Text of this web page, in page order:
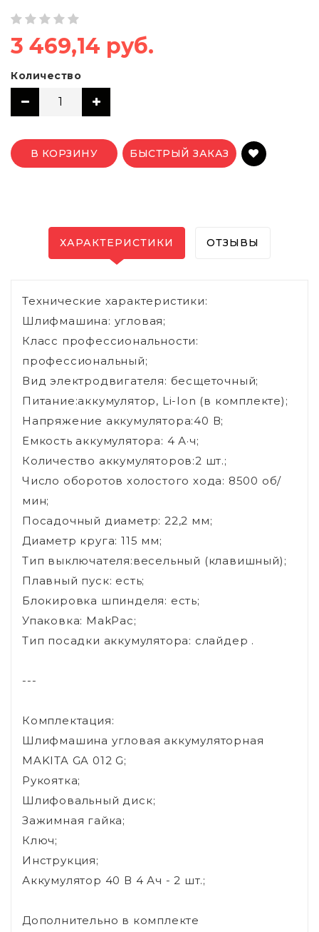
3 469,14 руб.
Количество
В КОРЗИНУ БЫСТРЫЙ ЗАКАЗ
ХАРАКТЕРИСТИКИ ОТЗЫВЫ
Технические характеристики:
Шлифмашина: угловая;
Класс профессиональности:
профессиональный;
Вид электродвигателя: бесщеточный;
Питание:аккумулятор, Li-Ion (в комплекте);
Напряжение аккумулятора:40 В;
Емкость аккумулятора: 4 А·ч;
Количество аккумуляторов:2 шт.;
Число оборотов холостого хода: 8500 об/
мин;
Посадочный диаметр: 22,2 мм;
Диаметр круга: 115 мм;
Тип выключателя:весельный (клавишный);
Плавный пуск: есть;
Блокировка шпинделя: есть;
Упаковка: MakPac;
Тип посадки аккумулятора: слайдер .
---
Комплектация:
Шлифмашина угловая аккумуляторная
MAKITA GA 012 G;
Рукоятка;
Шлифовальный диск;
Зажимная гайка;
Ключ;
Инструкция;
Аккумулятор 40 В 4 Ач - 2 шт.;
Дополнительно в комплекте